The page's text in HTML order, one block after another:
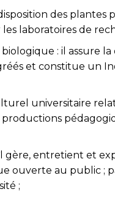
des
laboratoires de
: il assure
et constitue
universitaire
gère, entretient et
ouverte au public
;